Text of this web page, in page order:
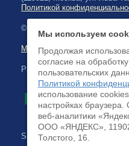
Политикой
© 2026, Karelian State
Map of site
Payment by credit cards
Site development:
Мы используем
Продолжая
согласие на
пользовательских
Политикой
использование
настройках браузера.
веб-аналитики
ООО «ЯНДЕКС»,
Толстого, 16.